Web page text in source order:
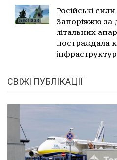
Російські
Запоріжжю за
літальних
постраждала
СВІЖІ ПУБЛІКАЦІЇ